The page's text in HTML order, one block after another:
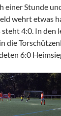
einer Stunde
wehrt etwas
steht 4:0. In
die
6:0